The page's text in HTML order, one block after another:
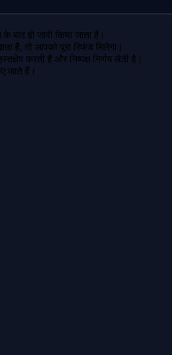
ही जारी किया जाता है।
है, तो आपको पूरा रिफंड मिलेगा।
करती है और निष्पक्ष निर्णय लेती है।
जाते हैं।